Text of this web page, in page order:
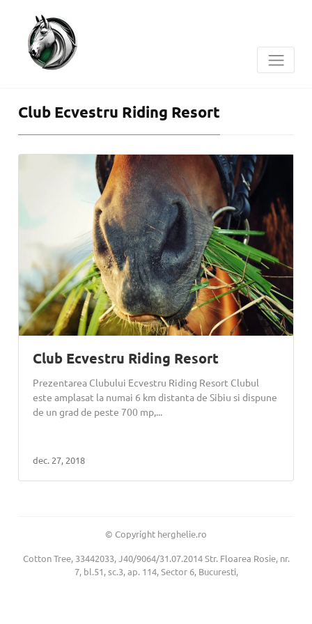
Club Ecvestru Riding Resort
Club Ecvestru Riding Resort
Prezentarea Clubului Ecvestru Riding Resort Clubul
este amplasat la numai 6 km distanta de Sibiu si dispune
de un grad de peste 700 mp,...
dec. 27, 2018
© Copyright herghelie.ro
Cotton Tree, 33442033, J40/9064/31.07.2014 Str. Floarea Rosie, nr.
7, bl.51, sc.3, ap. 114, Sector 6, Bucuresti,